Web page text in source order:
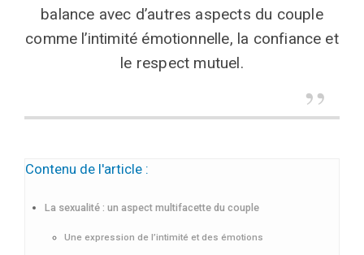
balance avec d’autres aspects du couple
comme l’intimité émotionnelle, la confiance et
le respect mutuel.
Contenu de l'article :
La sexualité : un aspect multifacette du couple
Une expression de l’intimité et des émotions